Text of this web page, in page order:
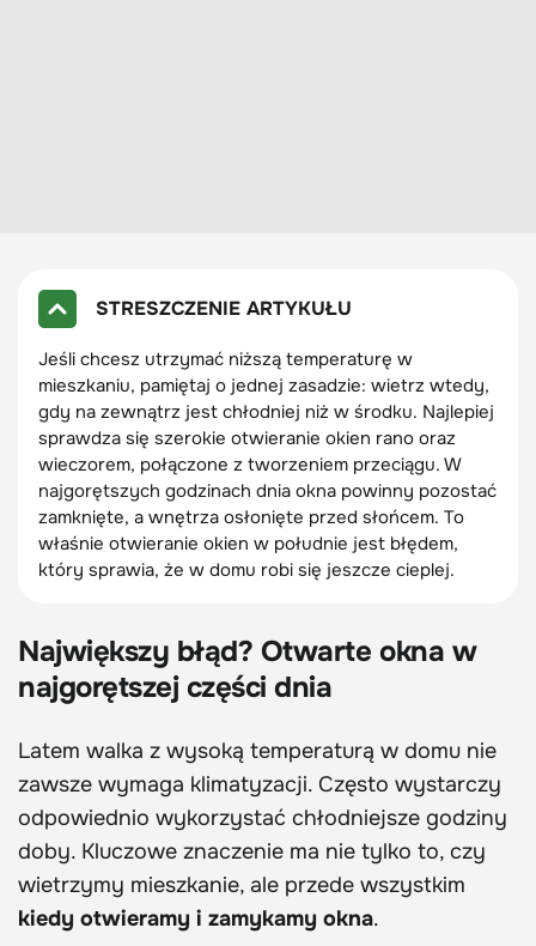
STRESZCZENIE ARTYKUŁU
Jeśli chcesz utrzymać niższą temperaturę w
mieszkaniu, pamiętaj o jednej zasadzie: wietrz wtedy,
gdy na zewnątrz jest chłodniej niż w środku. Najlepiej
sprawdza się szerokie otwieranie okien rano oraz
wieczorem, połączone z tworzeniem przeciągu. W
najgorętszych godzinach dnia okna powinny pozostać
zamknięte, a wnętrza osłonięte przed słońcem. To
właśnie otwieranie okien w południe jest błędem,
który sprawia, że w domu robi się jeszcze cieplej.
Największy błąd? Otwarte okna w
najgorętszej części dnia
Latem walka z wysoką temperaturą w domu nie
zawsze wymaga klimatyzacji. Często wystarczy
odpowiednio wykorzystać chłodniejsze godziny
doby. Kluczowe znaczenie ma nie tylko to, czy
wietrzymy mieszkanie, ale przede wszystkim
kiedy otwieramy i zamykamy okna.